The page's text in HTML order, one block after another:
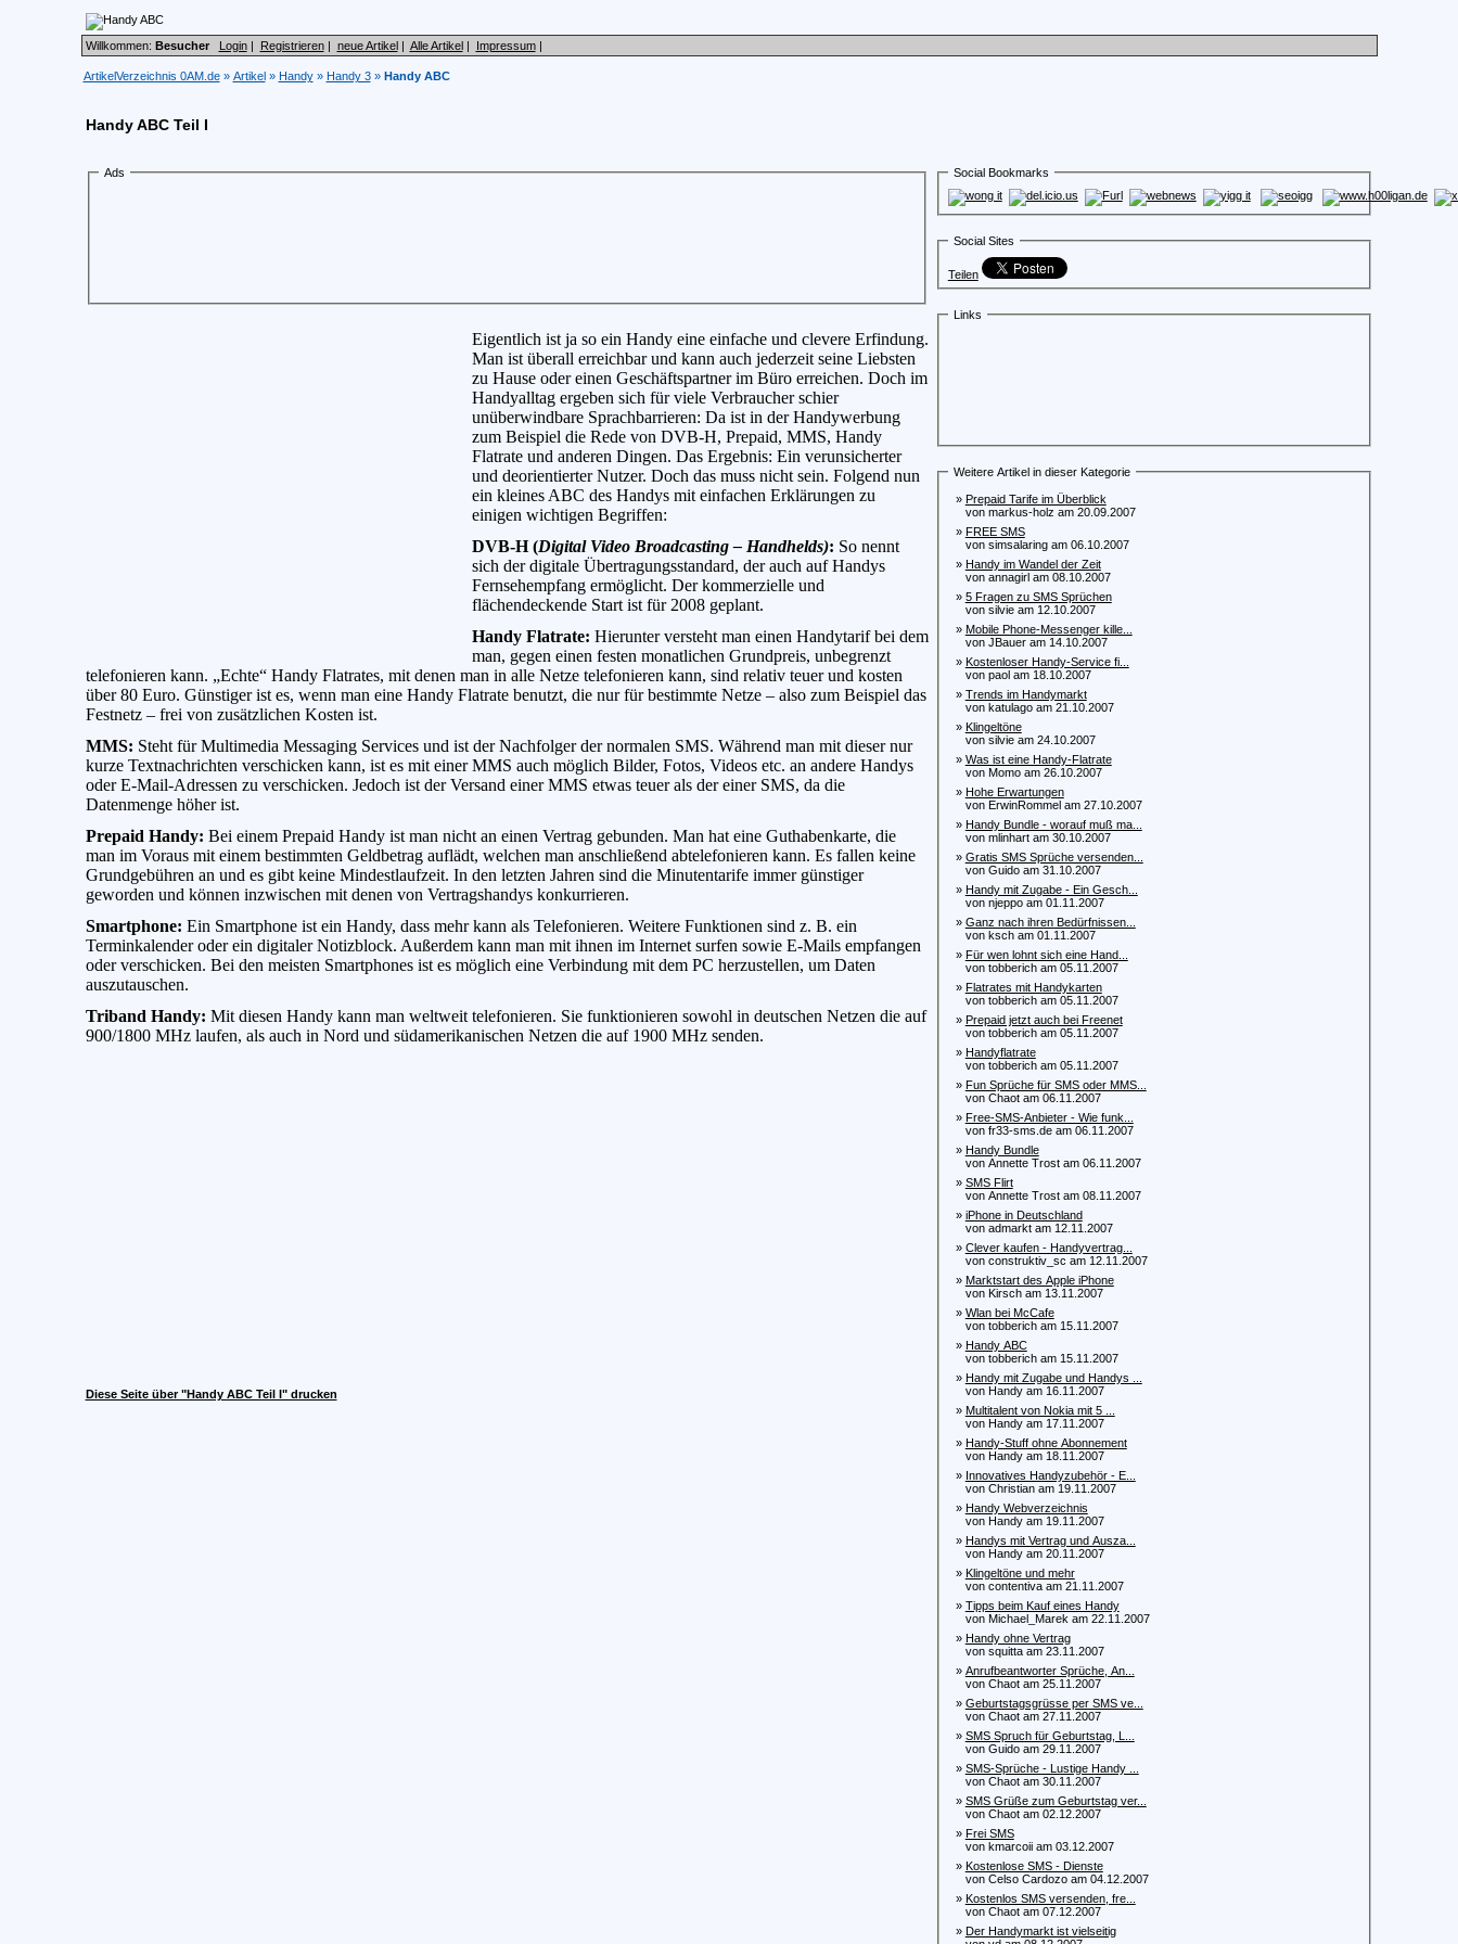
Willkommen: Besucher Login| Registrieren| neue Artikel| Alle Artikel| Impressum|
ArtikelVerzeichnis 0AM.de» Artikel» Handy» Handy 3» Handy ABC
Handy ABC Teil I
Ads
Eigentlich ist ja so ein Handy eine einfache und clevere Erfindung.
Man ist überall erreichbar und kann auch jederzeit seine Liebsten
zu Hause oder einen Geschäftspartner im Büro erreichen. Doch im
Handyalltag ergeben sich für viele Verbraucher schier
unüberwindbare Sprachbarrieren: Da ist in der Handywerbung
zum Beispiel die Rede von DVB-H, Prepaid, MMS, Handy
Flatrate und anderen Dingen. Das Ergebnis: Ein verunsicherter
und deorientierter Nutzer. Doch das muss nicht sein. Folgend nun
ein kleines ABC des Handys mit einfachen Erklärungen zu
einigen wichtigen Begriffen:
DVB-H (Digital Video Broadcasting – Handhelds): So nennt
sich der digitale Übertragungsstandard, der auch auf Handys
Fernsehempfang ermöglicht. Der kommerzielle und
flächendeckende Start ist für 2008 geplant.
Handy Flatrate: Hierunter versteht man einen Handytarif bei dem
man, gegen einen festen monatlichen Grundpreis, unbegrenzt
telefonieren kann. „Echte“ Handy Flatrates, mit denen man in alle Netze telefonieren kann, sind relativ teuer und kosten
über 80 Euro. Günstiger ist es, wenn man eine Handy Flatrate benutzt, die nur für bestimmte Netze – also zum Beispiel das
Festnetz – frei von zusätzlichen Kosten ist.
MMS: Steht für Multimedia Messaging Services und ist der Nachfolger der normalen SMS. Während man mit dieser nur
kurze Textnachrichten verschicken kann, ist es mit einer MMS auch möglich Bilder, Fotos, Videos etc. an andere Handys
oder E-Mail-Adressen zu verschicken. Jedoch ist der Versand einer MMS etwas teuer als der einer SMS, da die
Datenmenge höher ist.
Prepaid Handy: Bei einem Prepaid Handy ist man nicht an einen Vertrag gebunden. Man hat eine Guthabenkarte, die
man im Voraus mit einem bestimmten Geldbetrag auflädt, welchen man anschließend abtelefonieren kann. Es fallen keine
Grundgebühren an und es gibt keine Mindestlaufzeit. In den letzten Jahren sind die Minutentarife immer günstiger
geworden und können inzwischen mit denen von Vertragshandys konkurrieren.
Smartphone: Ein Smartphone ist ein Handy, dass mehr kann als Telefonieren. Weitere Funktionen sind z. B. ein
Terminkalender oder ein digitaler Notizblock. Außerdem kann man mit ihnen im Internet surfen sowie E-Mails empfangen
oder verschicken. Bei den meisten Smartphones ist es möglich eine Verbindung mit dem PC herzustellen, um Daten
auszutauschen.
Triband Handy: Mit diesen Handy kann man weltweit telefonieren. Sie funktionieren sowohl in deutschen Netzen die auf
900/1800 MHz laufen, als auch in Nord und südamerikanischen Netzen die auf 1900 MHz senden.
Diese Seite über "Handy ABC Teil I" drucken
Social Bookmarks
Social Sites
Teilen
Links
Weitere Artikel in dieser Kategorie
» Prepaid Tarife im Überblick
von markus-holz am 20.09.2007
» FREE SMS
von simsalaring am 06.10.2007
» Handy im Wandel der Zeit
von annagirl am 08.10.2007
» 5 Fragen zu SMS Sprüchen
von silvie am 12.10.2007
» Mobile Phone-Messenger kille...
von JBauer am 14.10.2007
» Kostenloser Handy-Service fi...
von paol am 18.10.2007
» Trends im Handymarkt
von katulago am 21.10.2007
» Klingeltöne
von silvie am 24.10.2007
» Was ist eine Handy-Flatrate
von Momo am 26.10.2007
» Hohe Erwartungen
von ErwinRommel am 27.10.2007
» Handy Bundle - worauf muß ma...
von mlinhart am 30.10.2007
» Gratis SMS Sprüche versenden...
von Guido am 31.10.2007
» Handy mit Zugabe - Ein Gesch...
von njeppo am 01.11.2007
» Ganz nach ihren Bedürfnissen...
von ksch am 01.11.2007
» Für wen lohnt sich eine Hand...
von tobberich am 05.11.2007
» Flatrates mit Handykarten
von tobberich am 05.11.2007
» Prepaid jetzt auch bei Freenet
von tobberich am 05.11.2007
» Handyflatrate
von tobberich am 05.11.2007
» Fun Sprüche für SMS oder MMS...
von Chaot am 06.11.2007
» Free-SMS-Anbieter - Wie funk...
von fr33-sms.de am 06.11.2007
» Handy Bundle
von Annette Trost am 06.11.2007
» SMS Flirt
von Annette Trost am 08.11.2007
» iPhone in Deutschland
von admarkt am 12.11.2007
» Clever kaufen - Handyvertrag...
von construktiv_sc am 12.11.2007
» Marktstart des Apple iPhone
von Kirsch am 13.11.2007
» Wlan bei McCafe
von tobberich am 15.11.2007
» Handy ABC
von tobberich am 15.11.2007
» Handy mit Zugabe und Handys ...
von Handy am 16.11.2007
» Multitalent von Nokia mit 5 ...
von Handy am 17.11.2007
» Handy-Stuff ohne Abonnement
von Handy am 18.11.2007
» Innovatives Handyzubehör - E...
von Christian am 19.11.2007
» Handy Webverzeichnis
von Handy am 19.11.2007
» Handys mit Vertrag und Ausza...
von Handy am 20.11.2007
» Klingeltöne und mehr
von contentiva am 21.11.2007
» Tipps beim Kauf eines Handy
von Michael_Marek am 22.11.2007
» Handy ohne Vertrag
von squitta am 23.11.2007
» Anrufbeantworter Sprüche, An...
von Chaot am 25.11.2007
» Geburtstagsgrüsse per SMS ve...
von Chaot am 27.11.2007
» SMS Spruch für Geburtstag, L...
von Guido am 29.11.2007
» SMS-Sprüche - Lustige Handy ...
von Chaot am 30.11.2007
» SMS Grüße zum Geburtstag ver...
von Chaot am 02.12.2007
» Frei SMS
von kmarcoii am 03.12.2007
» Kostenlose SMS - Dienste
von Celso Cardozo am 04.12.2007
» Kostenlos SMS versenden, fre...
von Chaot am 07.12.2007
» Der Handymarkt ist vielseitig